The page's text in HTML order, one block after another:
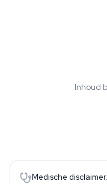
Inhoud
Medische disclaimer.